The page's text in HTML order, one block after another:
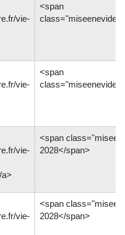
vie-
<span
vie-
<span
vie-
<span
2028</span>
vie-
<span
2028</span>